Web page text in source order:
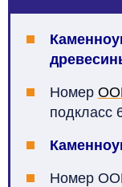
Номер
подкласс
Номер